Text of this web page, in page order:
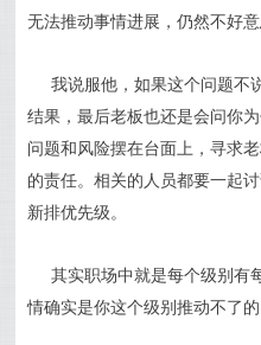
无法推动事情进展，仍然不好意
我说服他，如果这个问题不
结果，最后老板也还是会问你
问题和风险摆在台面上，寻求
的责任。相关的人员都要一起
新排优先级。
其实职场中就是每个级别有
情确实是你这个级别推动不了